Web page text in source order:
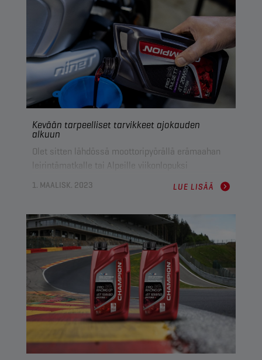
Kevään tarpeelliset tarvikkeet ajokauden
alkuun
Olet sitten lähdössä moottoripyörällä erämaahan
leirintämatkalle tai Alpeille viikonlopuksi
kurvailemaan, ennen kauden alkamista on tärkeää
varmistaa, että pyöräsi ja sen suorituskyky ovat
1. MAALISK. 2023 LUE LISÄÄ